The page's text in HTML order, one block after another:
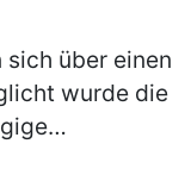
sich über einen
wurde die